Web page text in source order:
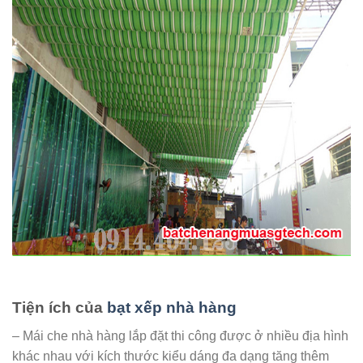
Tiện ích của bạt xếp nhà hàng
– Mái che nhà hàng lắp đặt thi công được ở nhiều địa hình
khác nhau với kích thước kiểu dáng đa dạng tăng thêm